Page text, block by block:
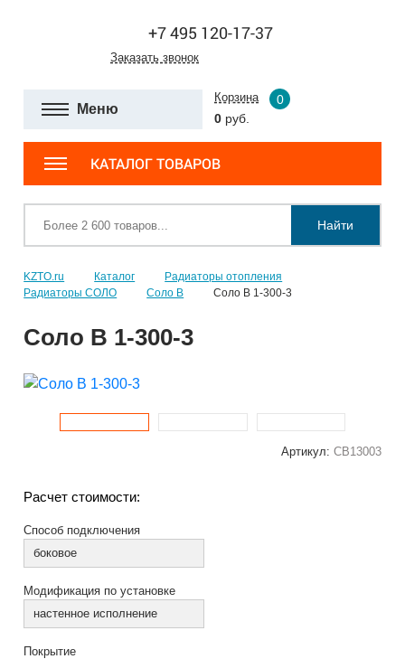
+7 495 120-17-37
Заказать звонок
Меню
Корзина
0
0 руб.
КАТАЛОГ ТОВАРОВ
Найти
KZTO.ru Каталог
Радиаторы отопления
Радиаторы СОЛО
Соло В Соло В 1-300-3
Соло В 1-300-3
Артикул: СВ13003
Расчет стоимости:
Способ подключения
боковое
Модификация по установке
настенное исполнение
Покрытие